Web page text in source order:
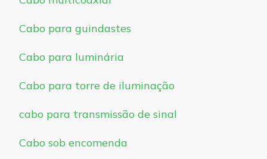
Cabo para guindastes
Cabo para luminária
Cabo para torre de iluminação
cabo para transmissão de sinal
Cabo sob encomenda